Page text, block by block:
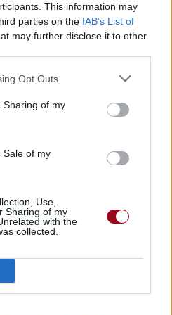
This information may
parties on the IAB’s List of
may further disclose it to other
Opt Outs
Sharing of my
Sale of my
Use,
Sharing of my
with the
collected.